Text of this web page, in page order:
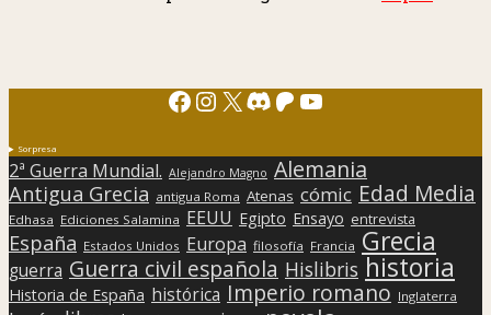
Facebook
Instagram
X Discord
Patreon
YouTube
Sorpresa
2ª Guerra Mundial. Alejandro Magno Alemania
Antigua Grecia antigua Roma Atenas cómic Edad Media
Edhasa Ediciones Salamina EEUU Egipto Ensayo entrevista
España Estados Unidos Europa filosofía Francia Grecia
guerra Guerra civil española Hislibris historia
Historia de España histórica Imperio romano Inglaterra